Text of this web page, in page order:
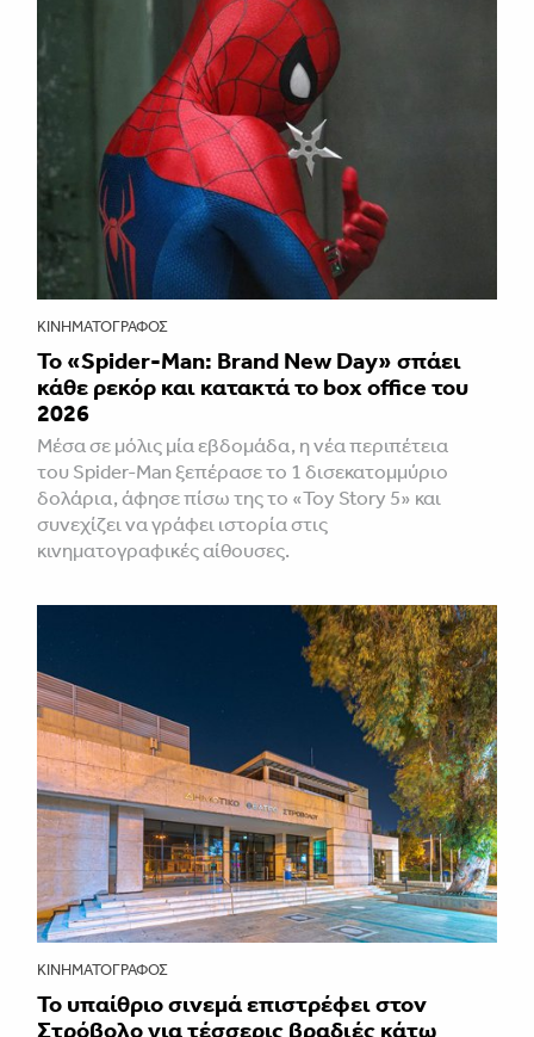
ΚΙΝΗΜΑΤΟΓΡΆΦΟΣ
Το «Spider-Man: Brand New Day» σπάει
κάθε ρεκόρ και κατακτά το box office του
2026
Μέσα σε μόλις μία εβδομάδα, η νέα περιπέτεια
του Spider-Man ξεπέρασε το 1 δισεκατομμύριο
δολάρια, άφησε πίσω της το «Toy Story 5» και
συνεχίζει να γράφει ιστορία στις
κινηματογραφικές αίθουσες.
ΚΙΝΗΜΑΤΟΓΡΆΦΟΣ
Το υπαίθριο σινεμά επιστρέφει στον
Στρόβολο για τέσσερις βραδιές κάτω